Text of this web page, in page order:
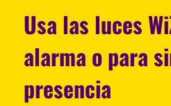
Usa las luces
alarma o para
presencia